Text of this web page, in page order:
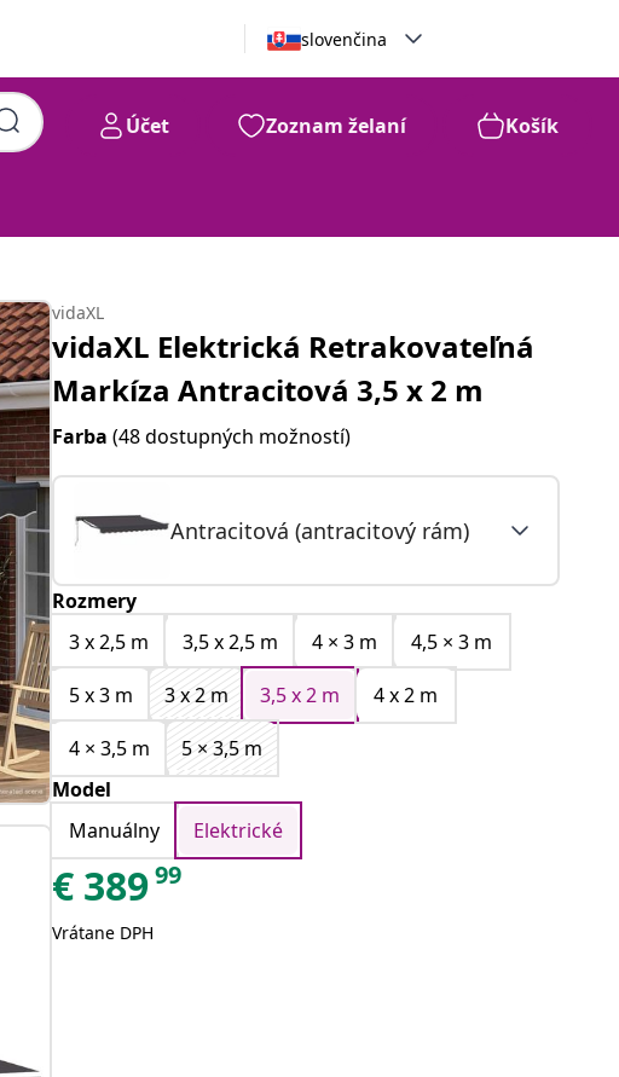
slovenčina
Účet Zoznam želaní Košík
vidaXL
vidaXL Elektrická Retrakovateľná
Markíza Antracitová 3,5 x 2 m
Farba(48 dostupných možností)
Antracitová (antracitový rám)
Rozmery
3 x 2,5 m
3,5 x 2,5 m 4 × 3 m
4,5 × 3 m
5 x 3 m
3 x 2 m 3,5 x 2 m
4 x 2 m
4 × 3,5 m
5 × 3,5 m
Model
Manuálny
Elektrické
€ 38999
Vrátane DPH